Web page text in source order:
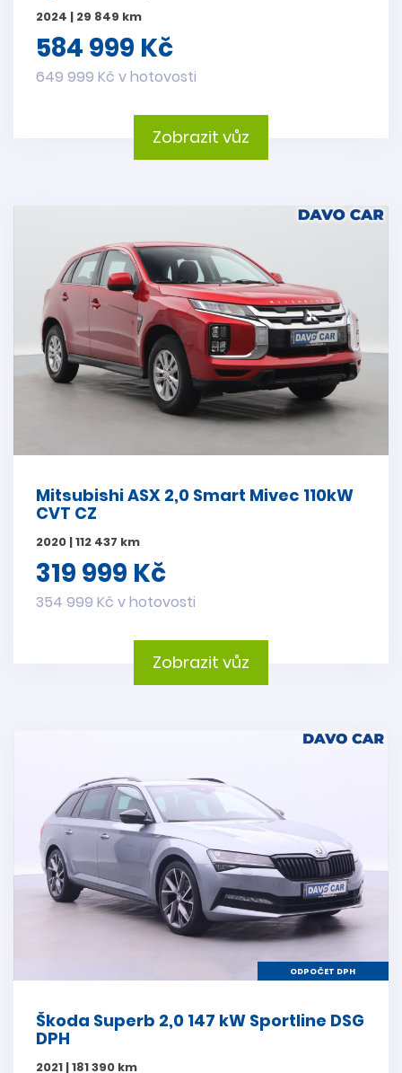
2024 | 29 849 km
584 999 Kč
649 999 Kč v hotovosti
Zobrazit vůz
Mitsubishi ASX 2,0 Smart Mivec 110kW
CVT CZ
2020 | 112 437 km
319 999 Kč
354 999 Kč v hotovosti
Zobrazit vůz
ODPOČET DPH
Škoda Superb 2,0 147 kW Sportline DSG
DPH
2021 | 181 390 km